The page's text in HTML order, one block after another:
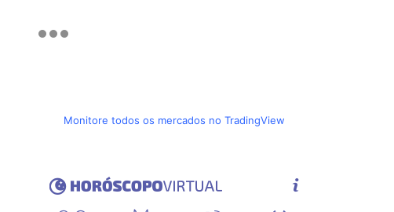
Monitore todos os mercados no TradingView